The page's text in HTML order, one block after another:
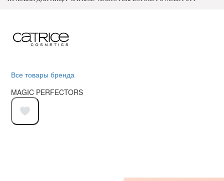
Все товары бренда
MAGIC PERFECTORS